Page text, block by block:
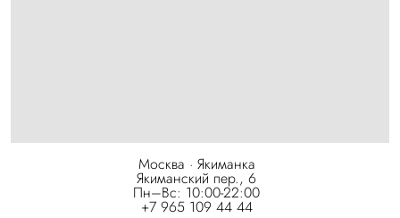
Москва · Якиманка
Якиманский пер., 6
Пн–Вс: 10:00-22:00
+7 965 109 44 44